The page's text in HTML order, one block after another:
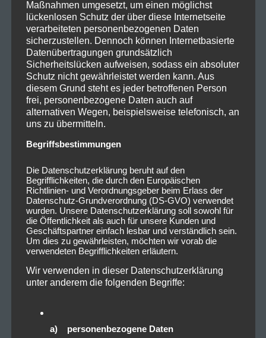
Maßnahmen umgesetzt, um einen möglichst
lückenlosen Schutz der über diese Internetseite
verarbeiteten personenbezogenen Daten
sicherzustellen. Dennoch können Internetbasierte
Datenübertragungen grundsätzlich
Sicherheitslücken aufweisen, sodass ein absoluter
Schutz nicht gewährleistet werden kann. Aus
diesem Grund steht es jeder betroffenen Person
frei, personenbezogene Daten auch auf
alternativen Wegen, beispielsweise telefonisch, an
uns zu übermitteln.
Begriffsbestimmungen
Die Datenschutzerklärung beruht auf den
Begrifflichkeiten, die durch den Europäischen
Richtlinien- und Verordnungsgeber beim Erlass der
Datenschutz-Grundverordnung (DS-GVO) verwendet
wurden. Unsere Datenschutzerklärung soll sowohl für
die Öffentlichkeit als auch für unsere Kunden und
Geschäftspartner einfach lesbar und verständlich sein.
Um dies zu gewährleisten, möchten wir vorab die
verwendeten Begrifflichkeiten erläutern.
Wir verwenden in dieser Datenschutzerklärung
unter anderem die folgenden Begriffe:
a) personenbezogene Daten